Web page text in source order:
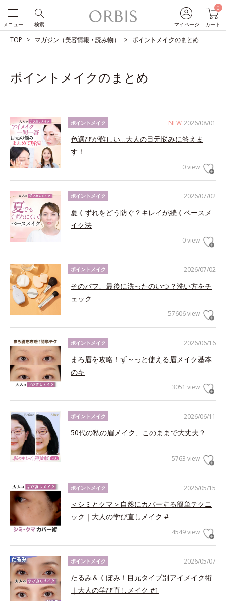
マイページ
0
カート
検索
メニュー
TOP マガジン（美容情報・読み物） ポイントメイクのまとめ
ポイントメイクのまとめ
NEW 2026/08/01
ポイントメイク
色選びが難しい…大人の目元悩みに答えま
す！
0 view
2026/07/02
ポイントメイク
夏くずれをどう防ぐ？キレイが続くベースメ
イク法
0 view
2026/07/02
ポイントメイク
そのパフ、最後に洗ったのいつ？洗い方をチ
ェック
57606 view
2026/06/16
ポイントメイク
まろ眉を攻略！ず～っと使える眉メイク基本
のキ
3051 view
2026/06/11
ポイントメイク
50代の私の眉メイク、このままで大丈夫？
5763 view
2026/05/15
ポイントメイク
＜シミとクマ＞自然にカバーする簡単テクニ
ック｜大人の学び直しメイク #
4549 view
2026/05/07
ポイントメイク
たるみ＆くぼみ！目元タイプ別アイメイク術
｜大人の学び直しメイク #1